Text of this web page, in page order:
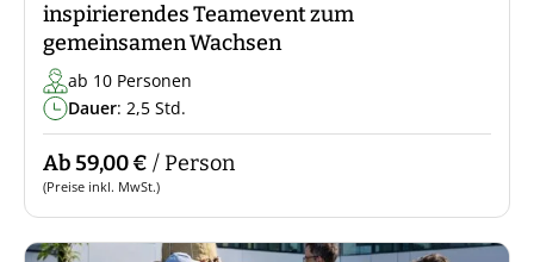
inspirierendes Teamevent zum
gemeinsamen Wachsen
ab 10 Personen
Dauer: 2,5 Std.
Ab 59,00 € / Person
(Preise inkl. MwSt.)